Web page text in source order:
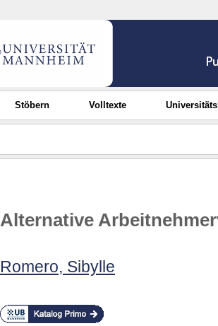
Stöbern Volltexte
Alternative
Romero, Sibylle